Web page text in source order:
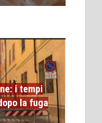
i tempi
la fuga